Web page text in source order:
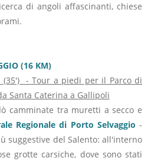
di angoli affascinanti, chiese
(16 KM)
(35') - Tour a piedi per il Parco di
Santa Caterina a Gallipoli
camminate tra muretti a secco e
Regionale di Porto Selvaggio -
suggestive del Salento: all'interno
grotte carsiche, dove sono stati